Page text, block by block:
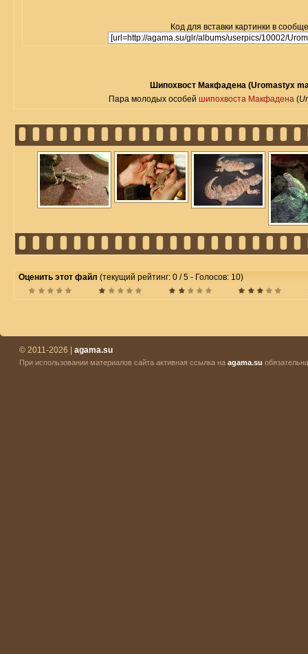
Код для вставки картинки в
Шипохвост Макфадена (Uromastyx
Пара молодых особейшипохвоста Макфадена (
Оценить этот файл (текущий рейтинг: 0 / 5 - Голосов: 10)
© 2011-2026 | agama.su
При использовании материалов сайта активная ссылка на agama.su